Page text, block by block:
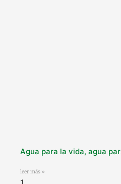
Agua para la vida, agua
leer más »